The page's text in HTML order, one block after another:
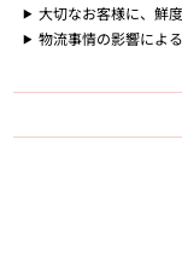
大切なお客様に、鮮
物流事情の影響によ